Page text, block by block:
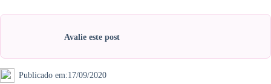
Avalie este post
Publicado em:17/09/2020